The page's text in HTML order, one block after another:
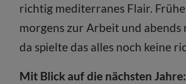
richtig mediterranes Flair.
morgens zur Arbeit und abends
da spielte das alles noch keine
Mit Blick auf die nächsten